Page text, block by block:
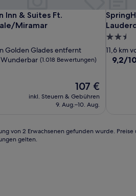
Inn & Suites Ft.
Miramar
Inn & Suites Ft. Lauderdale/
Golden Glades entfernt
Wunderbar (1.018 Bewertungen)
Der
Preis
beträgt
107 €
inkl. Steuern & Gebühren
9. Aug.–10. Aug.
2.5-
Sterne-
11,6 km
9.2
9,2/
von 2 Erwachsenen gefunden wurde.
gelten.